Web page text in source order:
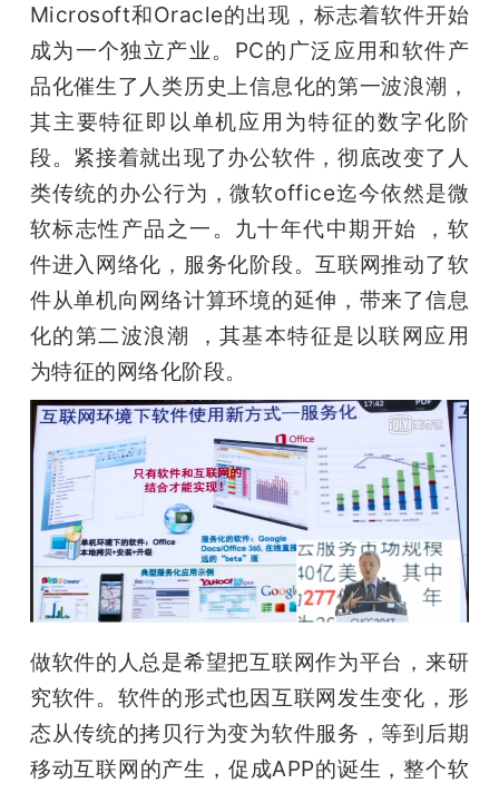
Microsoft和Oracle的出现，标志着软件开始
成为一个独立产业。PC的广泛应用和软件产
品化催生了人类历史上信息化的第一波浪潮，
其主要特征即以单机应用为特征的数字化阶
段。紧接着就出现了办公软件，彻底改变了人
类传统的办公行为，微软office迄今依然是微
软标志性产品之一。九十年代中期开始 ，软
件进入网络化，服务化阶段。互联网推动了软
件从单机向网络计算环境的延伸，带来了信息
化的第二波浪潮 ，其基本特征是以联网应用
为特征的网络化阶段。
做软件的人总是希望把互联网作为平台，来研
究软件。软件的形式也因互联网发生变化，形
态从传统的拷贝行为变为软件服务，等到后期
移动互联网的产生，促成APP的诞生，整个软